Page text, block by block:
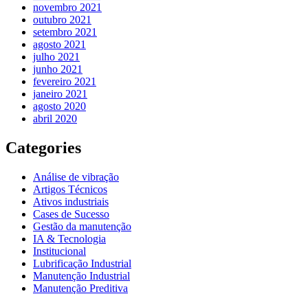
novembro 2021
outubro 2021
setembro 2021
agosto 2021
julho 2021
junho 2021
fevereiro 2021
janeiro 2021
agosto 2020
abril 2020
Categories
Análise de vibração
Artigos Técnicos
Ativos industriais
Cases de Sucesso
Gestão da manutenção
IA & Tecnologia
Institucional
Lubrificação Industrial
Manutenção Industrial
Manutenção Preditiva